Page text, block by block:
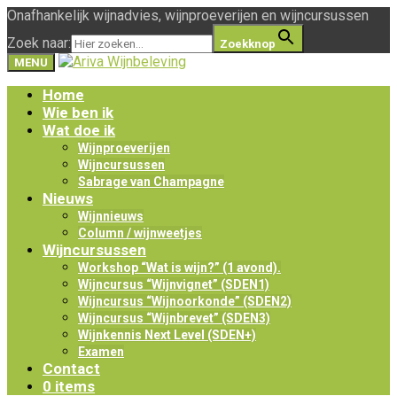
Onafhankelijk wijnadvies, wijnproeverijen en wijncursussen
Zoek naar:
Zoekknop
MENU
Home
Wie ben ik
Wat doe ik
Wijnproeverijen
Wijncursussen
Sabrage van Champagne
Nieuws
Wijnnieuws
Column / wijnweetjes
Wijncursussen
Workshop “Wat is wijn?” (1 avond).
Wijncursus “Wijnvignet” (SDEN1)
Wijncursus “Wijnoorkonde” (SDEN2)
Wijncursus “Wijnbrevet” (SDEN3)
Wijnkennis Next Level (SDEN+)
Examen
Contact
0 items